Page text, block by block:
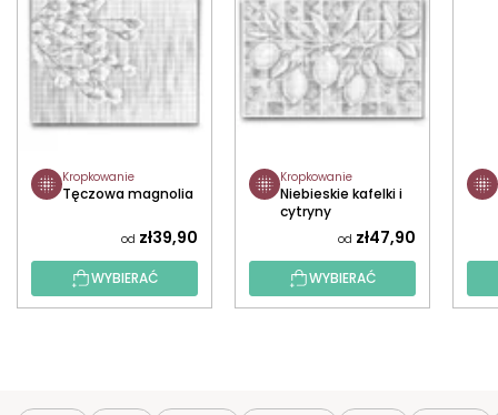
Kropkowanie
Tęczowa magnolia
od zł39,90
WYBIERAĆ
Kropkowanie
Niebieskie kafelki i
cytryny
od zł47,90
WYBIERAĆ